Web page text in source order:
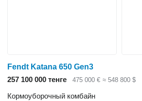
Fendt Katana 650 Gen3
257 100 000 тенге
475 000 € ≈ 548 800 $
Кормоуборочный комбайн